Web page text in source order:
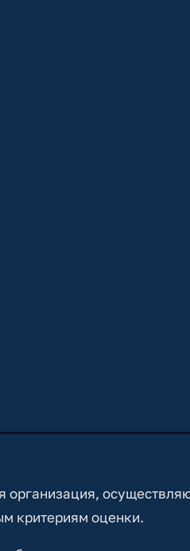
организация,
критериям оценки.